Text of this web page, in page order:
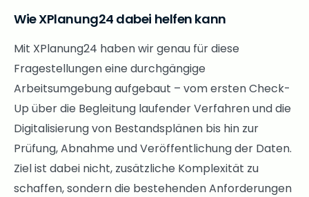
Wie XPlanung24 dabei helfen kann
Mit XPlanung24 haben wir genau für diese
Fragestellungen eine durchgängige
Arbeitsumgebung aufgebaut – vom ersten Check-
Up über die Begleitung laufender Verfahren und die
Digitalisierung von Bestandsplänen bis hin zur
Prüfung, Abnahme und Veröffentlichung der Daten.
Ziel ist dabei nicht, zusätzliche Komplexität zu
schaffen, sondern die bestehenden Anforderungen